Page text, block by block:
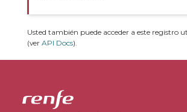
Usted también puede acceder a este registro
(ver API Docs).